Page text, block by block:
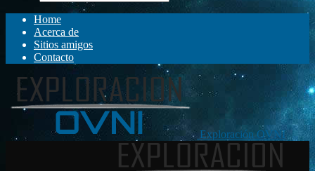
Home
Acerca de
Sitios amigos
Contacto
Exploración OVNI